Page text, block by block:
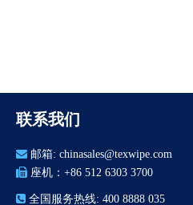
联系我们
 邮箱: chinasales@texwipe.com
 座机：+86 512 6303 3700
 全国服务热线: 400 8888 035